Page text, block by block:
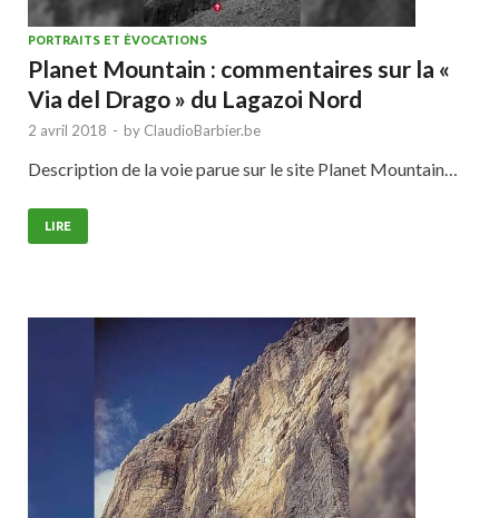
PORTRAITS ET ÉVOCATIONS
Planet Mountain : commentaires sur la «
Via del Drago » du Lagazoi Nord
2 avril 2018 - by ClaudioBarbier.be
Description de la voie parue sur le site Planet Mountain…
LIRE